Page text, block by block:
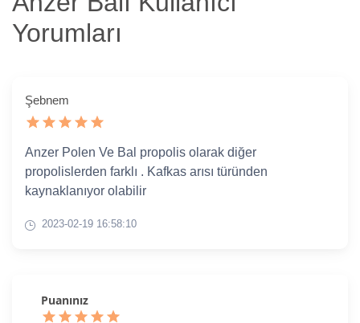
Yorumları
Şebnem
Anzer Polen Ve Bal propolis olarak diğer
propolislerden farklı . Kafkas arısı türünden
kaynaklanıyor olabilir
2023-02-19 16:58:10
Puanınız